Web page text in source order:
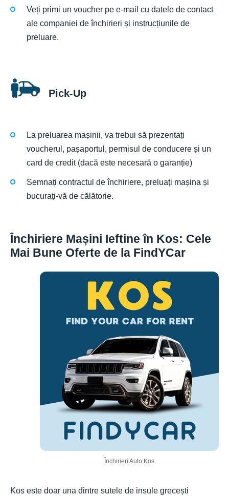
Veți primi un voucher pe e-mail cu datele de contact
ale companiei de închirieri și instrucțiunile de
preluare.
Pick-Up
La preluarea mașinii, va trebui să prezentați
voucherul, pașaportul, permisul de conducere și un
card de credit (dacă este necesară o garanție)
Semnați contractul de închiriere, preluați mașina și
bucurați-vă de călătorie.
Închiriere Mașini Ieftine în Kos: Cele
Mai Bune Oferte de la FindYCar
Închirieri Auto Kos
Kos este doar una dintre sutele de insule grecești